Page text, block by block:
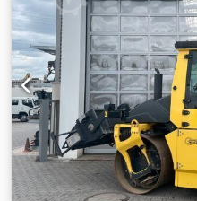
mailowego w każdej chwili.
pełni serwisowane i
niezawodności.
a niezwłocznie je
niderlandzkim, angielskim,
hiszpańskim i rosyjskim.
niezawodnych maszyn.